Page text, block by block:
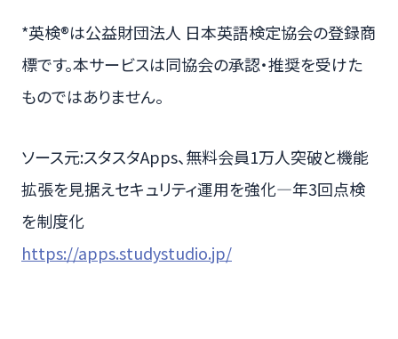
*英検®は公益財団法人 日本英語検定協会の登録商
標です。本サービスは同協会の承認・推奨を受けた
ものではありません。
ソース元:スタスタApps、無料会員1万人突破と機能
拡張を見据えセキュリティ運用を強化—年3回点検
を制度化
https://apps.studystudio.jp/